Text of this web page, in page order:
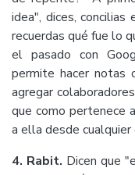
idea", dices,
recuerdas qué fue lo
el pasado con
permite hacer notas
agregar
que como pertenece
a ella desde cualquier
4. Rabit. Dicen que